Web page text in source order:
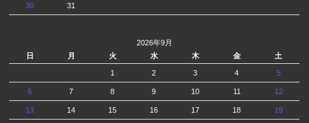
30 31
2026年9月
日
月 火 水 木 金 土
1 2 3 4 5
6 7 8 9 10 11 12
13 14 15 16 17 18 19